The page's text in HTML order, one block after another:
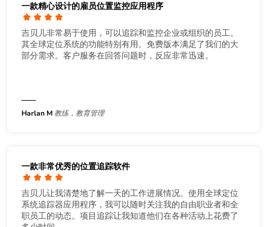
一款精心设计的雇员位置监控应用程序
吉贝儿非常易于使用，可以追踪和监控企业或组织的员工。
其全球定位系统的功能特别有用。免费版本满足了我们的大
部分需求。客户服务在回答问题时，反应非常迅速。
Harlan M 教练，教育管理
一款非常优秀的位置追踪软件
吉贝儿让我清楚地了解一天的工作进展情况。使用全球定位
系统追踪器应用程序，我可以随时关注我的自由职业者和全
职员工的动态。项目追踪让我知道他们在各种活动上花费了